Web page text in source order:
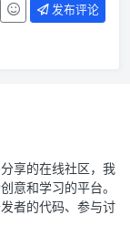
发布评论
享的在线社区，我
意和学习的平台。
者的代码、参与讨